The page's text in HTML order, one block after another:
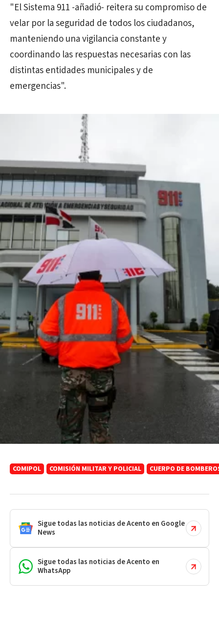
"El Sistema 911 -añadió- reitera su compromiso de
velar por la seguridad de todos los ciudadanos,
manteniendo una vigilancia constante y
coordinando las respuestas necesarias con las
distintas entidades municipales y de
emergencias".
COMIPOL COMISIÓN MILITAR Y POLICIAL CUERPO DE
Sigue todas las noticias de Acento en Google
News
Sigue todas las noticias de Acento en
WhatsApp